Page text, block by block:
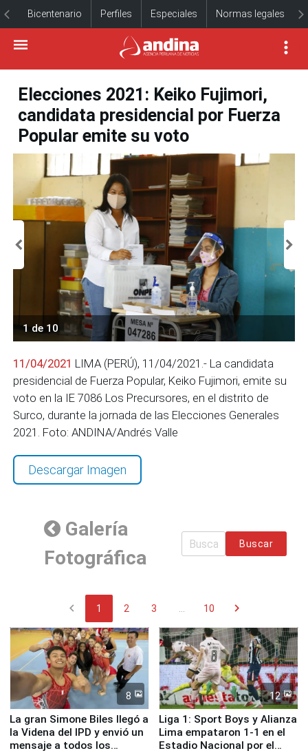
Bicentenario Perfiles Especiales Normas legales
Elecciones 2021: Keiko Fujimori,
candidata presidencial por Fuerza
Popular emite su voto
1 de 10
11/04/2021 LIMA (PERÚ), 11/04/2021.- La candidata
presidencial de Fuerza Popular, Keiko Fujimori, emite su
voto en la IE 7086 Los Precursores, en el distrito de
Surco, durante la jornada de las Elecciones Generales
2021. Foto: ANDINA/Andrés Valle
Descargar Imagen
Galería
Fotográfica
Buscar
chevron_left 1 2 3 ... 10 chevron_right
8
La gran Simone Biles llegó a
la Videna del IPD y envió un
mensaje a todos los
12
Liga 1: Sport Boys y Alianza
Lima empataron 1-1 en el
Estadio Nacional por el